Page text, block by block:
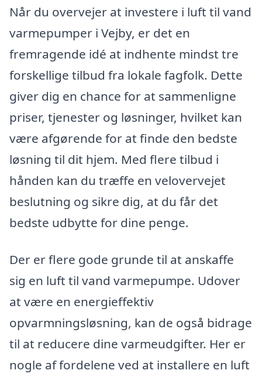
Når du overvejer at investere i luft til vand
varmepumper i Vejby, er det en
fremragende idé at indhente mindst tre
forskellige tilbud fra lokale fagfolk. Dette
giver dig en chance for at sammenligne
priser, tjenester og løsninger, hvilket kan
være afgørende for at finde den bedste
løsning til dit hjem. Med flere tilbud i
hånden kan du træffe en velovervejet
beslutning og sikre dig, at du får det
bedste udbytte for dine penge.
Der er flere gode grunde til at anskaffe
sig en luft til vand varmepumpe. Udover
at være en energieffektiv
opvarmningsløsning, kan de også bidrage
til at reducere dine varmeudgifter. Her er
nogle af fordelene ved at installere en luft